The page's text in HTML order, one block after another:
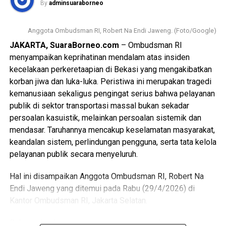
WhatsApp
Messenger 0 Twitter/X 0
Messenger 0
Timur, DI Yogyakarta, Sumatra Selatan, Sumatra Barat,
Barat, Kalimantan Selatan, Sulawesi Tenggara, Sulawesi
Barat, dan Bali.
Dalam narasi resmi yang disampaikan, Anjungan
Kalimantan Selatan dinilai unggul berkat konsistensi dan
kelengkapan dalam enam aspek pengelolaan, yakni
revitalisasi fisik dan fungsi anjungan sebagai etalase
budaya, peningkatan tata kelola manajemen serta
pelayanan publik, aktivasi anjungan melalui kegiatan seni
budaya yang kreatif dan berkelanjutan, penguatan narasi
budaya dan edukasi, kolaborasi serta partisipasi dengan
budaya.
Selain dinilai mampu menghadirkan pengalaman budaya
Provinsi Kalimantan Selatan juga dinilai berhasil berfungsi
By adminsuaraborneo
Anggota Ombudsman RI, Robert Na Endi Jaweng. (Foto/Google)
JAKARTA, SuaraBorneo.com – Ombudsman RI
menyampaikan keprihatinan mendalam atas insiden
kecelakaan perkeretaapian di Bekasi yang mengakibatkan
korban jiwa dan luka-luka. Peristiwa ini merupakan tragedi
kemanusiaan sekaligus pengingat serius bahwa pelayanan
publik di sektor transportasi massal bukan sekadar
persoalan kasuistik, melainkan persoalan sistemik dan
mendasar. Taruhannya mencakup keselamatan masyarakat,
keandalan sistem, perlindungan pengguna, serta tata kelola
pelayanan publik secara menyeluruh.
Hal ini disampaikan Anggota Ombudsman RI, Robert Na
Endi Jaweng yang ditemui pada Rabu (29/4/2026) di
Kantor Ombudsman RI, Jakarta Selatan.
Sebagai lembaga negara pengawas penyelenggaraan